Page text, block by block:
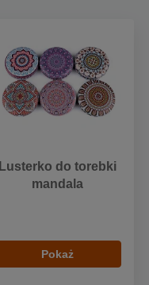
Lusterko do torebki
mandala
Pokaż